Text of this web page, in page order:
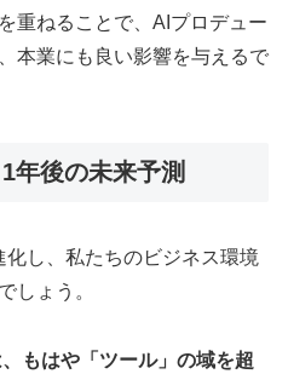
重ねることで、AIプロデュー
本業にも良い影響を与えるで
年後の未来予測
し、私たちのビジネス環境
しょう。
もはや「ツール」の域を超